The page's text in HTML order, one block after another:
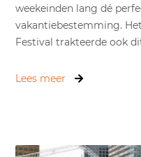
weekeinden lang dé
vakantiebestemming.
Festival trakteerde ook
Lees meer